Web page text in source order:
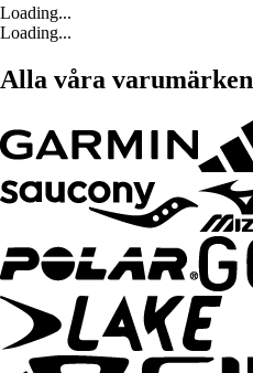
Loading...
Loading...
Alla våra varumärken